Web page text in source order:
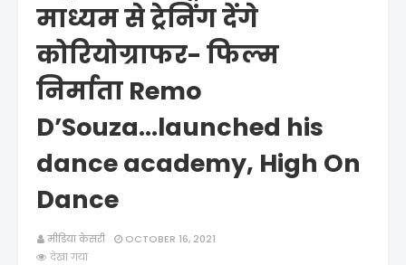
माध्यम से ट्रेनिंग देंगे
कोरियोग्राफर- फिल्म
निर्माता Remo
D’Souza...launched his
dance academy, High On
Dance
मीडिया केसरी
OCTOBER 16, 2021
देखा गया